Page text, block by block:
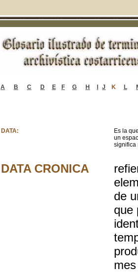
A B C D E F G H J K L
DATA:
Es la
un
significa
DATA CRONICA
de
que